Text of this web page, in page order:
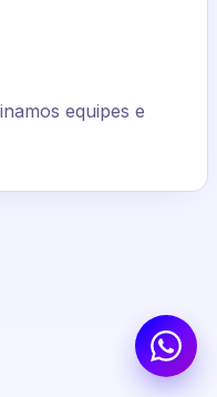
equipes e